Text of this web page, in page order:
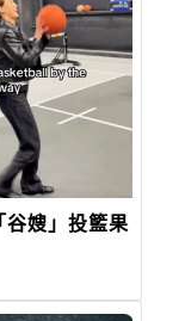
谷嫂」投籃果